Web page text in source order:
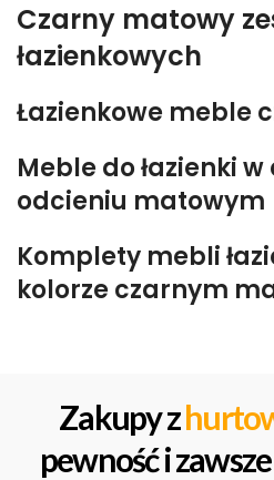
Czarny matowy
łazienkowych
Łazienkowe meble
Meble do łazienki
odcieniu matowym
Komplety mebli
kolorze czarnym
Zakupy z
pewność i